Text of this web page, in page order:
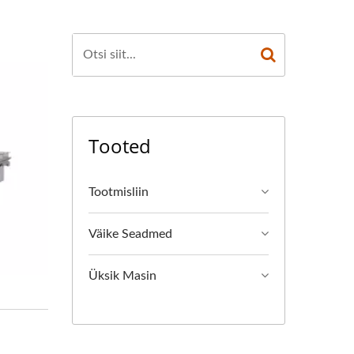
Tooted
Tootmisliin
Väike Seadmed
Üksik Masin